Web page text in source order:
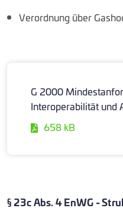
Verordnung über
G 2000
Interoperabilität und
658 kB
§ 23c Abs. 4 EnWG -